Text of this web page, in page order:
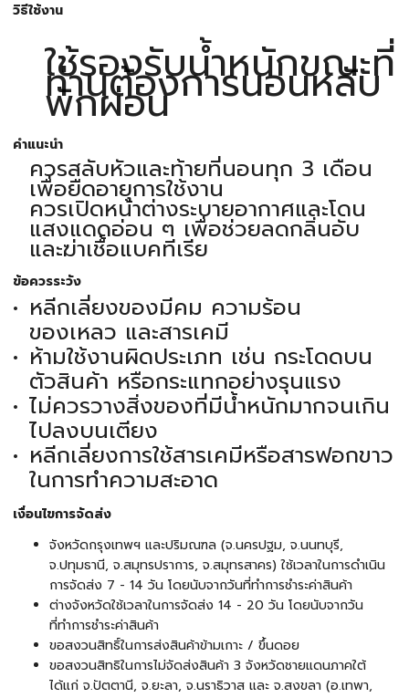
วิธีใช้งาน
ใช้รองรับน้ำหนักขณะที่
ท่านต้องการนอนหลับ
พักผ่อน
คำแนะนำ
ควรสลับหัวและท้ายที่นอนทุก 3 เดือน
เพื่อยืดอายุการใช้งาน
ควรเปิดหน้าต่างระบายอากาศและโดน
แสงแดดอ่อน ๆ เพื่อช่วยลดกลิ่นอับ
และฆ่าเชื้อแบคทีเรีย
ข้อควรระวัง
หลีกเลี่ยงของมีคม ความร้อน
ของเหลว และสารเคมี
ห้ามใช้งานผิดประเภท เช่น กระโดดบน
ตัวสินค้า หรือกระแทกอย่างรุนแรง
ไม่ควรวางสิ่งของที่มีน้ำหนักมากจนเกิน
ไปลงบนเตียง
หลีกเลี่ยงการใช้สารเคมีหรือสารฟอกขาว
ในการทำความสะอาด
เงื่อนไขการจัดส่ง
จังหวัดกรุงเทพฯ และปริมณฑล (จ.นครปฐม, จ.นนทบุรี,
จ.ปทุมธานี, จ.สมุทรปราการ, จ.สมุทรสาคร) ใช้เวลาในการดำเนิน
การจัดส่ง 7 - 14 วัน โดยนับจากวันที่ทำการชำระค่าสินค้า
ต่างจังหวัดใช้เวลาในการจัดส่ง 14 - 20 วัน โดยนับจากวัน
ที่ทำการชำระค่าสินค้า
ขอสงวนสิทธิ์ในการส่งสินค้าข้ามเกาะ / ขึ้นดอย
ขอสงวนสิทธิในการไม่จัดส่งสินค้า 3 จังหวัดชายแดนภาคใต้
ได้แก่ จ.ปัตตานี, จ.ยะลา, จ.นราธิวาส และ จ.สงขลา (อ.เทพา,